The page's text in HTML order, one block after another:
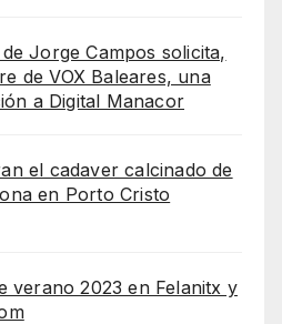
Jorge Campos solicita,
de VOX Baleares, una
a Digital Manacor
el cadaver calcinado de
en Porto Cristo
verano 2023 en Felanitx y